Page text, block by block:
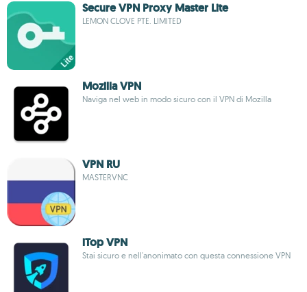
Secure VPN Proxy Master Lite
LEMON CLOVE PTE. LIMITED
Mozilla VPN
Naviga nel web in modo sicuro con il VPN di Mozilla
VPN RU
MASTERVNC
iTop VPN
Stai sicuro e nell'anonimato con questa connessione VPN